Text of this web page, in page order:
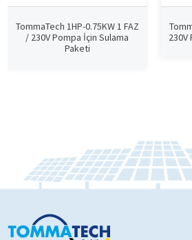
TommaTech 1HP-0.75KW 1 FAZ
/ 230V Pompa İçin Sulama
Paketi
230V